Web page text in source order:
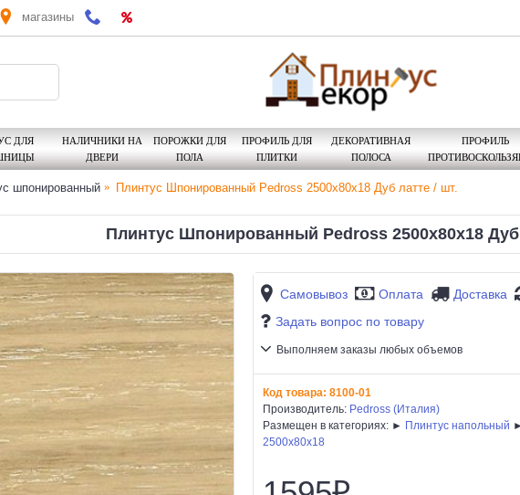
магазины
ДЛЯ
НАЛИЧНИКИ НА
ДВЕРИ
ПОРОЖКИ ДЛЯ
ПОЛА
ПРОФИЛЬ ДЛЯ
ПЛИТКИ
ДЕКОРАТИВНАЯ
ПОЛОСА
ПРОФИЛЬ
шпонированный Плинтус Шпонированный Pedross 2500х80х18 Дуб латте / шт.
Плинтус Шпонированный Pedross 2500х80х18 Дуб
Самовывоз Оплата Доставка
Задать вопрос по товару
Выполняем заказы любых объемов
Код товара: 8100-01
Производитель: Pedross (Италия)
Размещен в категориях: ► Плинтус напольный
2500х80х18